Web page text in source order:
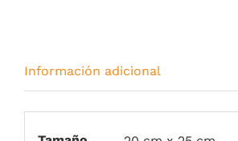
Información adicional